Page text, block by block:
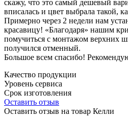
скажу, что это самый дешевый
вписалась и цвет выбрала такой,
Примерно через 2 недели нам
красавицу! «Благодаря» нашим
помучиться с монтажом верхних
получился отменный.
Большое всем спасибо!
Качество продукции
Уровень сервиса
Срок изготовления
Оставить отзыв
Оставить отзыв на товар Келли